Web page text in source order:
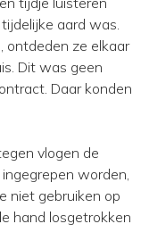
aard was.
ontdeden ze elkaar
Dit was geen
Daar konden
vlogen de
worden,
niet gebruiken op
hand losgetrokken